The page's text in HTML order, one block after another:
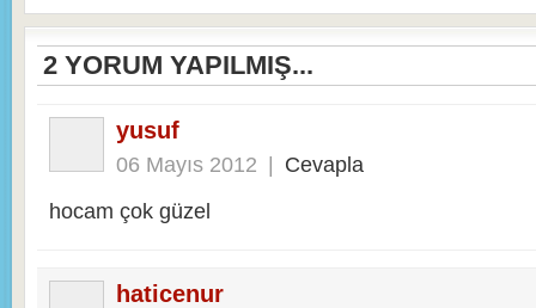
2 YORUM YAPILMIŞ...
yusuf
06 Mayıs 2012 | Cevapla
hocam çok güzel
haticenur